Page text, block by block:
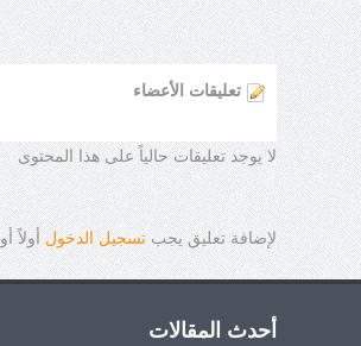
تعليقات الأعضاء
لا يوجد تعليقات حالياً على هذا المحتوى
لإضافة تعليق يجبتسجيل الدخول أولاً أو
أحدث المقالات